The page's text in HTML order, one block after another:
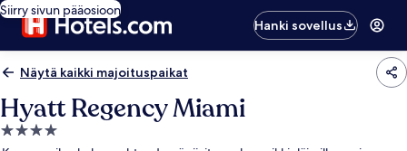
Siirry sivun pääosioon
Hanki sovellus
Näytä kaikki majoituspaikat
Hyatt Regency Miami
4.0